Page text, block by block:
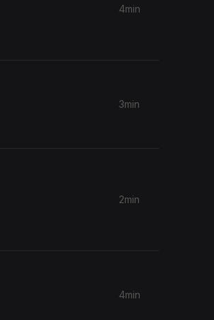
4min
3min
2min
4min